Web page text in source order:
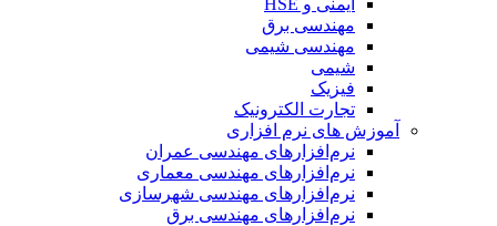
مهندسی برق
مهندسی شیمی
شیمی
فیزیک
تجارت الکترونیک
آموزش های نرم افزاری
نرم‌افزارهای مهندسی عمران
نرم‌افزارهای مهندسی معماری
نرم‌افزارهای مهندسی شهرسازی
نرم‌افزارهای مهندسی برق